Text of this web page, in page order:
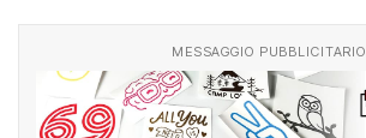
MESSAGGIO PUBBLICITARIO